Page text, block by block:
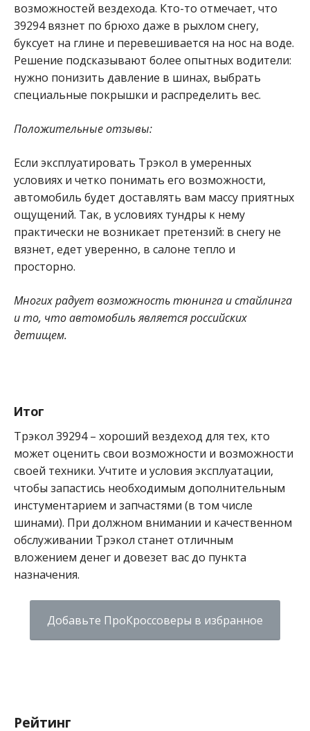
возможностей вездехода. Кто-то отмечает, что
39294 вязнет по брюхо даже в рыхлом снегу,
буксует на глине и перевешивается на нос на воде.
Решение подсказывают более опытных водители:
нужно понизить давление в шинах, выбрать
специальные покрышки и распределить вес.
Положительные отзывы:
Если эксплуатировать Трэкол в умеренных
условиях и четко понимать его возможности,
автомобиль будет доставлять вам массу приятных
ощущений. Так, в условиях тундры к нему
практически не возникает претензий: в снегу не
вязнет, едет уверенно, в салоне тепло и
просторно.
Многих радует возможность тюнинга и стайлинга
и то, что автомобиль является российских
детищем.
Итог
Трэкол 39294 – хороший вездеход для тех, кто
может оценить свои возможности и возможности
своей техники. Учтите и условия эксплуатации,
чтобы запастись необходимым дополнительным
инстументарием и запчастями (в том числе
шинами). При должном внимании и качественном
обслуживании Трэкол станет отличным
вложением денег и довезет вас до пункта
назначения.
Добавьте ПроКроссоверы в избранное
Рейтинг